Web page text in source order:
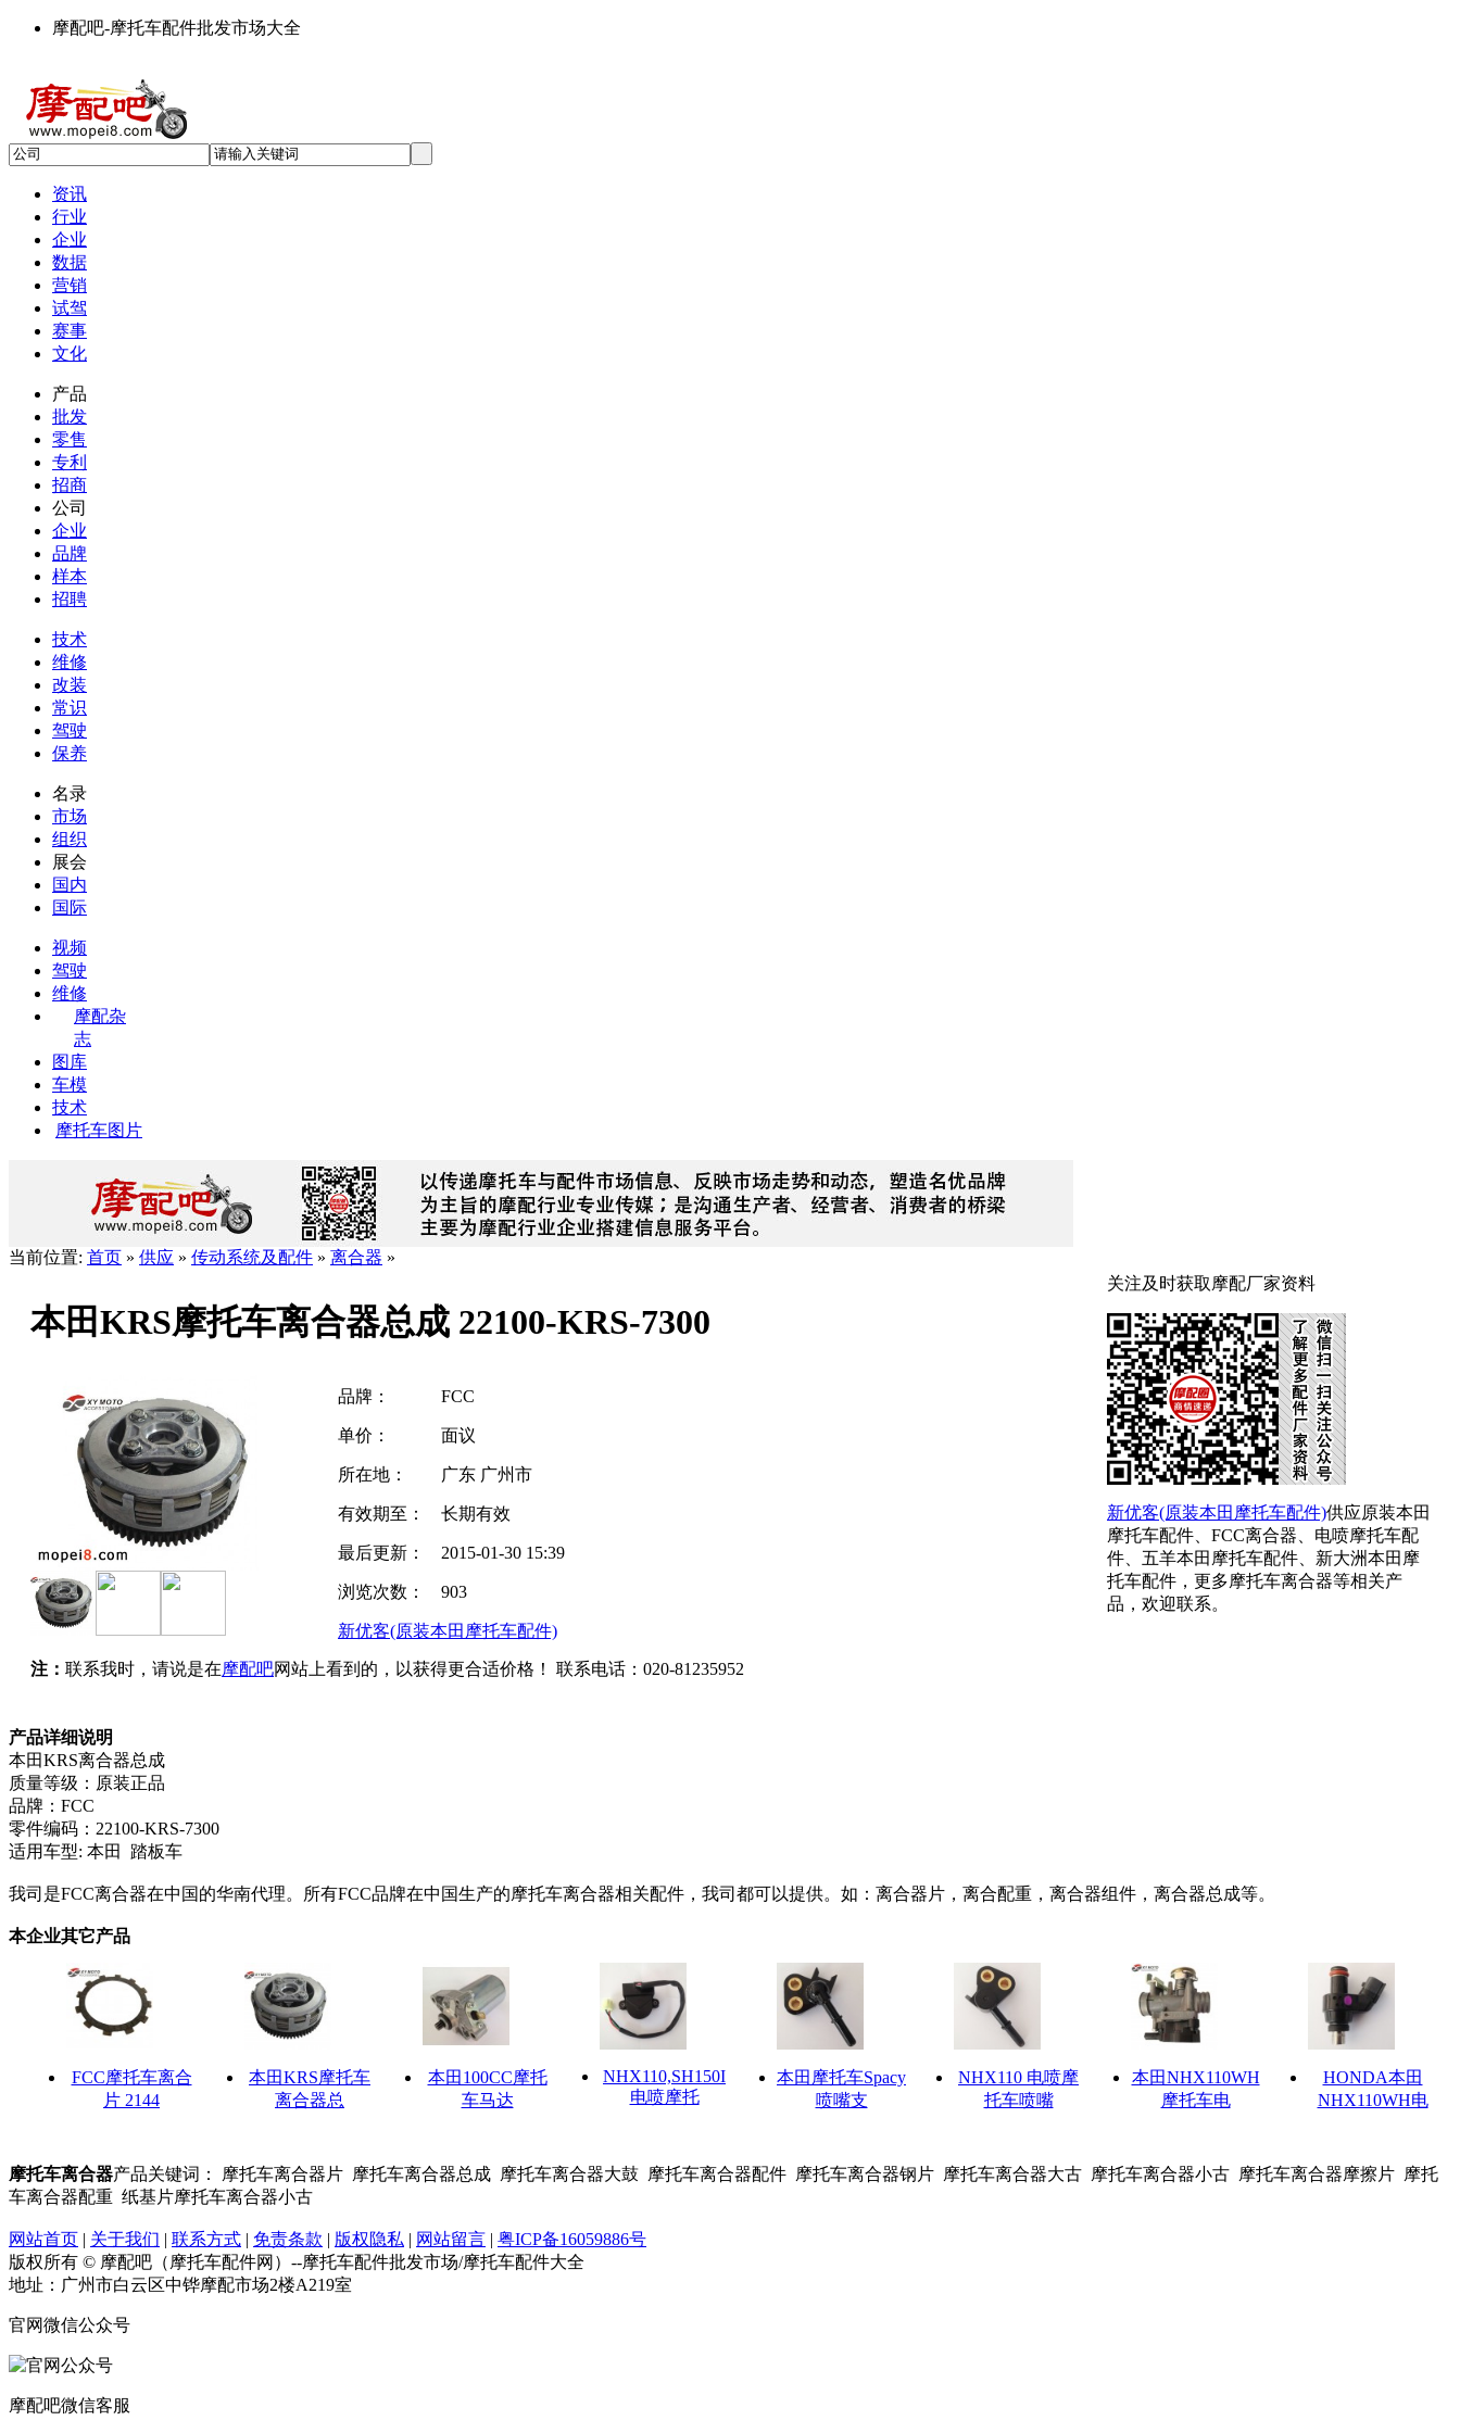
摩配吧-摩托车配件批发市场大全
资讯
行业
企业
数据
营销
试驾
赛事
文化
产品
批发
零售
专利
招商
公司
企业
品牌
样本
招聘
技术
维修
改装
常识
驾驶
保养
名录
市场
组织
展会
国内
国际
视频
驾驶
维修
摩配杂
志
图库
车模
技术
摩托车图片
当前位置: 首页 » 供应 » 传动系统及配件 » 离合器 »
本田KRS摩托车离合器总成 22100-KRS-7300
品牌： FCC
单价： 面议
所在地： 广东 广州市
有效期至： 长期有效
最后更新： 2015-01-30 15:39
浏览次数： 903
新优客(原装本田摩托车配件)
注： 联系我时，请说是在摩配吧网站上看到的，以获得更合适价格！ 联系电话： 020-81235952
关注及时获取摩配厂家资料
新优客(原装本田摩托车配件)供应原装本田
摩托车配件、FCC离合器、电喷摩托车配
件、五羊本田摩托车配件、新大洲本田摩
托车配件，更多摩托车离合器等相关产
品，欢迎联系。
产品详细说明
本田KRS离合器总成
质量等级：原装正品
品牌：FCC
零件编码：22100-KRS-7300
适用车型: 本田 踏板车
我司是FCC离合器在中国的华南代理。所有FCC品牌在中国生产的摩托车离合器相关配件，我司都可以提供。如：离合器片，离合配重，离合器组件，离合器总成等。
本企业其它产品
FCC摩托车离合
片 2144
本田KRS摩托车
离合器总
本田100CC摩托
车马达
NHX110,SH150I
电喷摩托
本田摩托车Spacy
喷嘴支
NHX110 电喷摩
托车喷嘴
本田NHX110WH
摩托车电
HONDA本田
NHX110WH电
摩托车离合器产品关键词： 摩托车离合器片 摩托车离合器总成 摩托车离合器大鼓 摩托车离合器配件 摩托车离合器钢片 摩托车离合器大古 摩托车离合器小古 摩托车离合器摩擦片 摩托
车离合器配重 纸基片摩托车离合器小古
网站首页 | 关于我们 | 联系方式 | 免责条款 | 版权隐私 | 网站留言 | 粤ICP备16059886号
版权所有 © 摩配吧（摩托车配件网）--摩托车配件批发市场/摩托车配件大全
地址：广州市白云区中铧摩配市场2楼A219室
官网微信公众号
摩配吧微信客服